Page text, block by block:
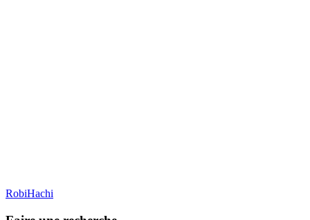
RobiHachi